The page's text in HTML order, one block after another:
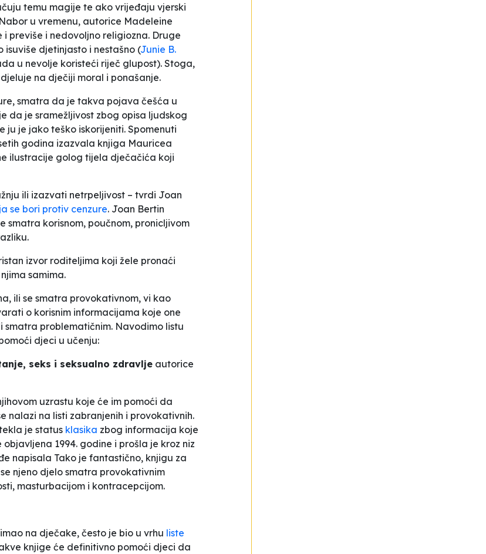
temu magije te ako vrijeđaju vjerski
Nabor u vremenu, autorice Madeleine
i previše i nedovoljno religiozna. Druge
djetinjasto i nestašno (Junie B.
u nevolje koristeći riječ glupost). Stoga,
na dječiji moral i ponašanje.
smatra da je takva pojava češća u
da je sramežljivost zbog opisa ljudskog
je jako teško iskorijeniti. Spomenuti
godina izazvala knjiga Mauricea
ilustracije golog tijela dječačića koji
ili izazvati netrpeljivost – tvrdi Joan
se bori protiv cenzure. Joan Bertin
smatra korisnom, poučnom, pronicljivom
.
izvor roditeljima koji žele pronaći
samima.
ili se smatra provokativnom, vi kao
o korisnim informacijama koje one
problematičnim. Navodimo listu
djeci u učenju:
seks i seksualno zdravlje autorice
uzrastu koje će im pomoći da
nalazi na listi zabranjenih i provokativnih.
je status klasika zbog informacija koje
1994. godine i prošla je kroz niz
napisala Tako je fantastično, knjigu za
njeno djelo smatra provokativnim
masturbacijom i kontracepcijom.
na dječake, često je bio u vrhu liste
knjige će definitivno pomoći djeci da